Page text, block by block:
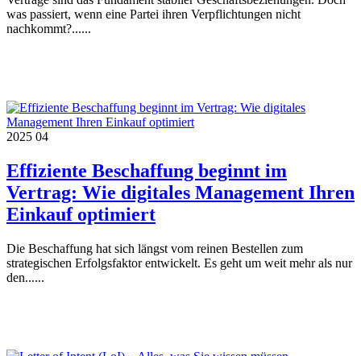
was passiert, wenn eine Partei ihren Verpflichtungen nicht
nachkommt?......
2025 04
Effiziente Beschaffung beginnt im
Vertrag: Wie digitales Management Ihren
Einkauf optimiert
Die Beschaffung hat sich längst vom reinen Bestellen zum
strategischen Erfolgsfaktor entwickelt. Es geht um weit mehr als nur
den......